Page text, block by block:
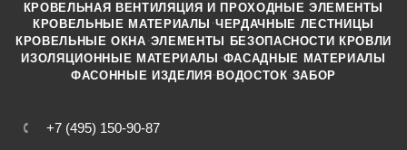
+7 (495) 150-90-87
КРОВЕЛЬНАЯ ВЕНТИЛЯЦИЯ И ПРОХОДНЫЕ ЭЛЕМЕНТЫ
КРОВЕЛЬНЫЕ МАТЕРИАЛЫ ·ЧЕРДАЧНЫЕ ЛЕСТНИЦЫ
КРОВЕЛЬНЫЕ ОКНА ·ЭЛЕМЕНТЫ БЕЗОПАСНОСТИ КРОВЛИ
ИЗОЛЯЦИОННЫЕ МАТЕРИАЛЫ ·ФАСАДНЫЕ МАТЕРИАЛЫ
ФАСОННЫЕ ИЗДЕЛИЯ ·ВОДОСТОК ·ЗАБОР